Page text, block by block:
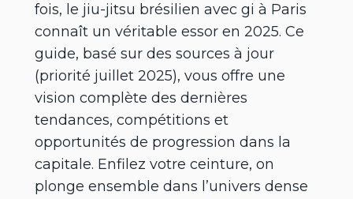
fois, le jiu-jitsu brésilien avec gi à Paris
connaît un véritable essor en 2025. Ce
guide, basé sur des sources à jour
(priorité juillet 2025), vous offre une
vision complète des dernières
tendances, compétitions et
opportunités de progression dans la
capitale. Enfilez votre ceinture, on
plonge ensemble dans l’univers dense